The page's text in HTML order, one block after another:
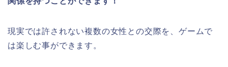
現実では許されない複数の女性との交際を、ゲームで
は楽しむ事ができます。